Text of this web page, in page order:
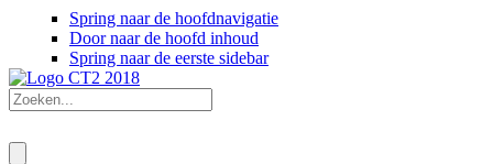
Spring naar de hoofdnavigatie
Door naar de hoofd inhoud
Spring naar de eerste sidebar